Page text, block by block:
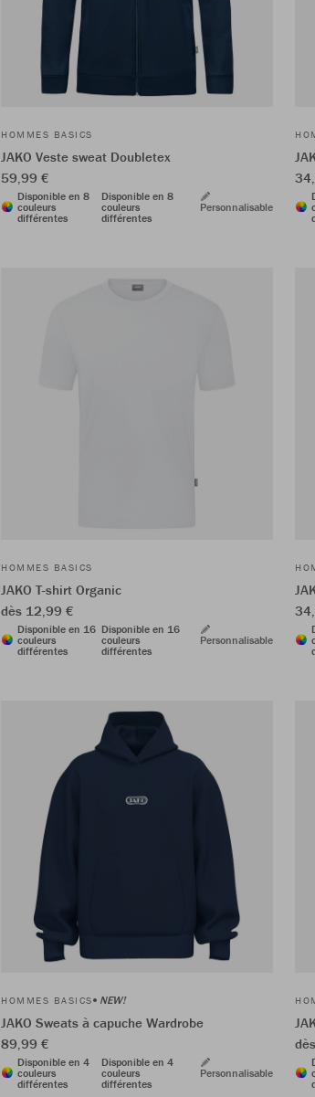
HOMMES BASICS
JAKO Veste sweat Doubletex
59,99 €
Disponible en 8
couleurs
différentes
Disponible en 8
couleurs
différentes
Personnalisable
HOMMES BASICS
JAKO T-shirt Organic
dès 12,99 €
Disponible en 16
couleurs
différentes
Disponible en 16
couleurs
différentes
Personnalisable
HOMMES BASICS NEW!
JAKO Sweats à capuche Wardrobe
89,99 €
Disponible en 4
couleurs
différentes
Disponible en 4
couleurs
différentes
Personnalisable